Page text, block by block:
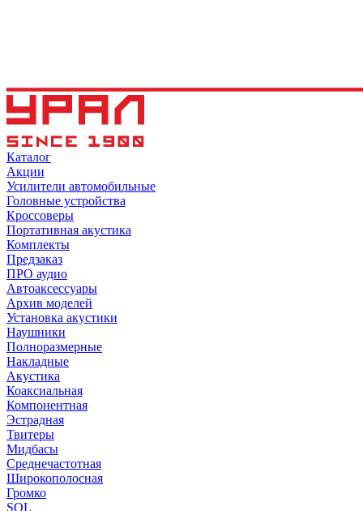
Каталог
Акции
Усилители автомобильные
Головные устройства
Кроссоверы
Портативная акустика
Комплекты
Предзаказ
ПРО аудио
Автоаксессуары
Архив моделей
Установка акустики
Наушники
Полноразмерные
Накладные
Акустика
Коаксиальная
Компонентная
Эстрадная
Твитеры
Мидбасы
Среднечастотная
Широкополосная
Громко
SQL